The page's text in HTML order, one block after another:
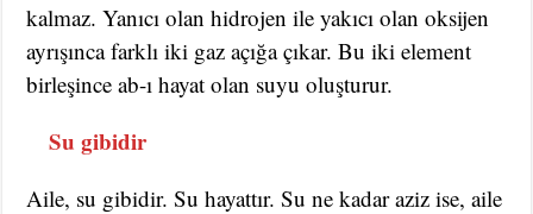
kalmaz. Yanıcı olan hidrojen ile yakıcı olan oksijen
ayrışınca farklı iki gaz açığa çıkar. Bu iki element
birleşince ab-ı hayat olan suyu oluşturur.
Su gibidir
Aile, su gibidir. Su hayattır. Su ne kadar aziz ise, aile